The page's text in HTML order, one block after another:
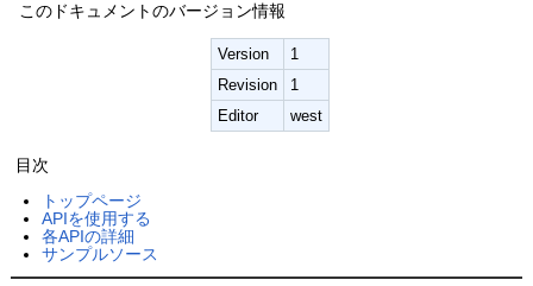
このドキュメントのバージョン情報
Version
1
Revision
1
Editor
west
目次
トップページ
APIを使用する
各APIの詳細
サンプルソース